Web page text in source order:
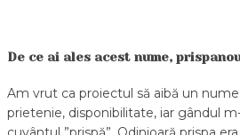
De ce ai ales acest nume,
Am vrut ca proiectul să aibă un
prietenie, disponibilitate, iar gândul